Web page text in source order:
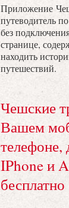
Приложение
путеводитель
без
странице,
находить
путешествий.
Чешские
Вашем
телефоне,
IPhone и
бесплатно